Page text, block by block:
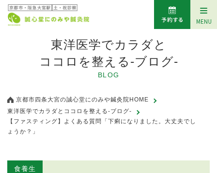
東洋医学でカラダと
ココロを整える-ブログ-
BLOG
京都市四条大宮の誠心堂にのみや鍼灸院HOME
東洋医学でカラダとココロを整える-ブログ-
【ファスティング】よくある質問「下痢になりました。大丈夫でし
ょうか？」
食養生